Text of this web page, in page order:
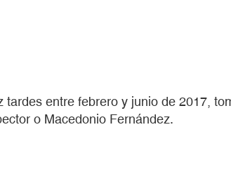
entre febrero y junio de 2017,
o Macedonio Fernández.